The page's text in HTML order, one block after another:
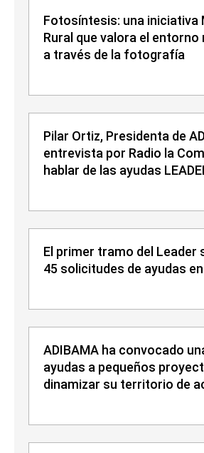
Fotosíntesis: una iniciativa
Rural que valora el entorno
a través de la fotografía
Pilar Ortiz, Presidenta de
entrevista por Radio la
hablar de las ayudas
El primer tramo del Leader
45 solicitudes de ayudas en
ADIBAMA ha convocado
ayudas a pequeños
dinamizar su territorio de